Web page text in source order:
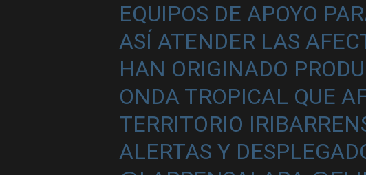
EQUIPOS DE APOYO
ASÍ ATENDER LAS
HAN ORIGINADO
ONDA TROPICAL QUE
TERRITORIO
ALERTAS Y